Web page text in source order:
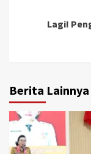
Lagi!
Berita Lainnya